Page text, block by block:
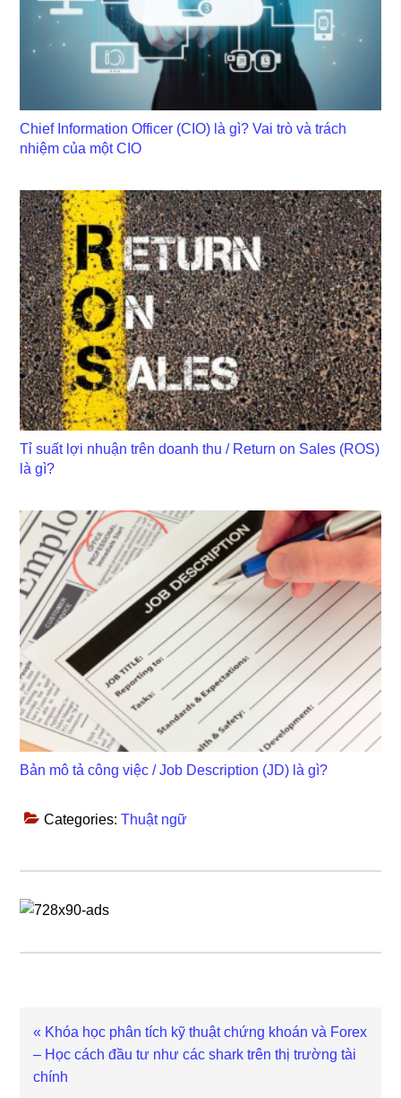
Chief Information Officer (CIO) là gì? Vai trò và trách
nhiệm của một CIO
Tỉ suất lợi nhuận trên doanh thu / Return on Sales (ROS)
là gì?
Bản mô tả công việc / Job Description (JD) là gì?
Categories:Thuật ngữ
Previous
Post:
« Khóa học phân tích kỹ thuật chứng khoán và Forex
– Học cách đầu tư như các shark trên thị trường tài
chính